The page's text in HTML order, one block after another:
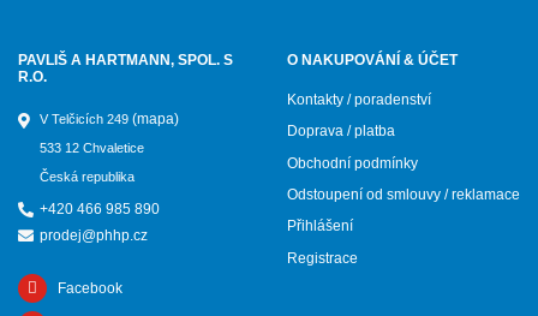
PAVLIŠ A HARTMANN, SPOL. S
R.O.
V Telčicích 249 (mapa)
533 12 Chvaletice
Česká republika
+420 466 985 890
prodej@phhp.cz
Facebook
O NAKUPOVÁNÍ & ÚČET
Kontakty / poradenství
Doprava / platba
Obchodní podmínky
Odstoupení od smlouvy / reklamace
Přihlášení
Registrace